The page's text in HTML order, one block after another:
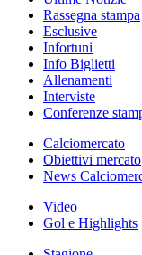
Rassegna stampa
Esclusive
Infortuni
Info Biglietti
Allenamenti
Interviste
Conferenze
Calciomercato
Obiettivi mercato
News
Video
Gol e Highlights